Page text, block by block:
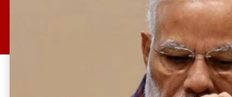
পূর্বাঞ্চলে প্রবেশ করবে।